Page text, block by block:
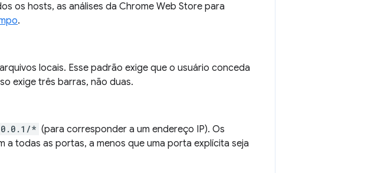
os hosts, as análises da Chrome Web Store para
.
locais. Esse padrão exige que o usuário conceda
exige três barras, não duas.
* (para corresponder a um endereço IP). Os
todas as portas, a menos que uma porta explícita seja